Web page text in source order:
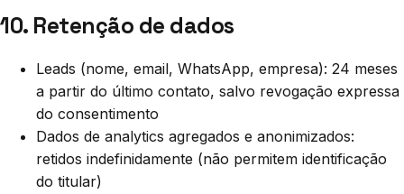
10. Retenção de dados
Leads (nome, email, WhatsApp, empresa): 24 meses
a partir do último contato, salvo revogação expressa
do consentimento
Dados de analytics agregados e anonimizados:
retidos indefinidamente (não permitem identificação
do titular)